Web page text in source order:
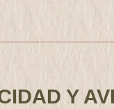
Y